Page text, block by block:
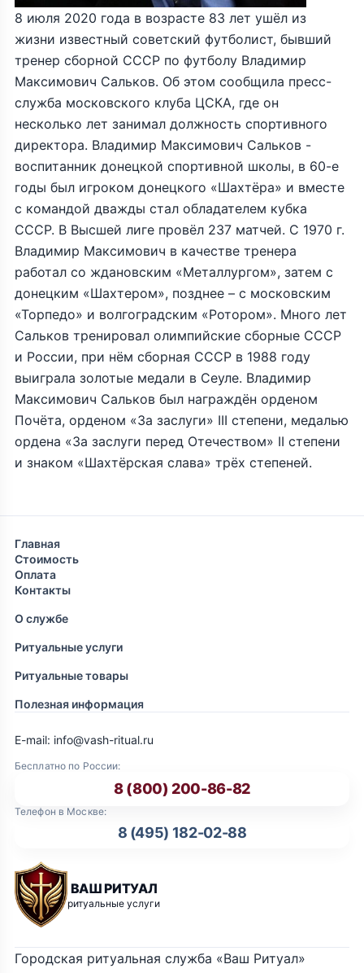
8 июля 2020 года в возрасте 83 лет ушёл из
жизни известный советский футболист, бывший
тренер сборной СССР по футболу Владимир
Максимович Сальков. Об этом сообщила пресс-
служба московского клуба ЦСКА, где он
несколько лет занимал должность спортивного
директора. Владимир Максимович Сальков -
воспитанник донецкой спортивной школы, в 60-е
годы был игроком донецкого «Шахтёра» и вместе
с командой дважды стал обладателем кубка
СССР. В Высшей лиге провёл 237 матчей. С 1970 г.
Владимир Максимович в качестве тренера
работал со ждановским «Металлургом», затем с
донецким «Шахтером», позднее – с московским
«Торпедо» и волгоградским «Ротором». Много лет
Сальков тренировал олимпийские сборные СССР
и России, при нём сборная СССР в 1988 году
выиграла золотые медали в Сеуле. Владимир
Максимович Сальков был награждён орденом
Почёта, орденом «За заслуги» III степени, медалью
ордена «За заслуги перед Отечеством» II степени
и знаком «Шахтёрская слава» трёх степеней.
Главная
Стоимость
Оплата
Контакты
О службе
Ритуальные услуги
Ритуальные товары
Полезная информация
ВАШ РИТУАЛ
ритуальные услуги
Бесплатно по России:
8 (800) 200-86-82
Телефон в Москве:
8 (495) 182-02-88
E-mail: info@vash-ritual.ru
Городская ритуальная служба «Ваш Ритуал»